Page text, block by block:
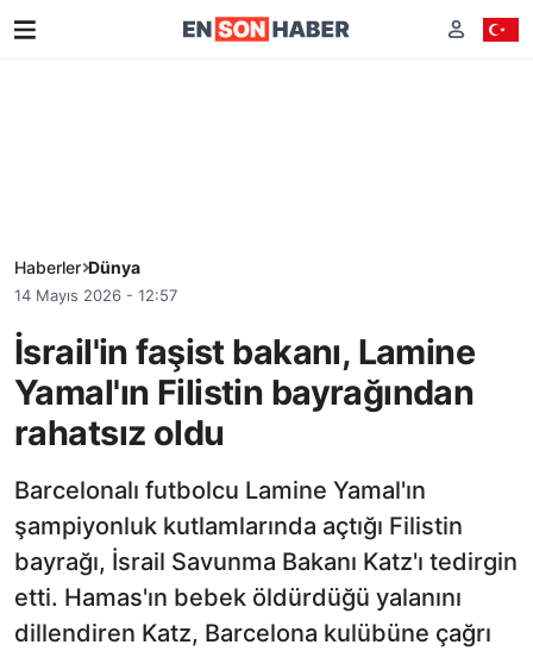
Haberler Dünya
14 Mayıs 2026 - 12:57
İsrail'in faşist bakanı, Lamine
Yamal'ın Filistin bayrağından
rahatsız oldu
Barcelonalı futbolcu Lamine Yamal'ın
şampiyonluk kutlamlarında açtığı Filistin
bayrağı, İsrail Savunma Bakanı Katz'ı tedirgin
etti. Hamas'ın bebek öldürdüğü yalanını
dillendiren Katz, Barcelona kulübüne çağrı